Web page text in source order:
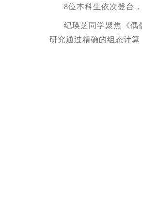
8位本科生依次登台
纪瑛芝同学聚焦《偶
研究通过精确的组态计